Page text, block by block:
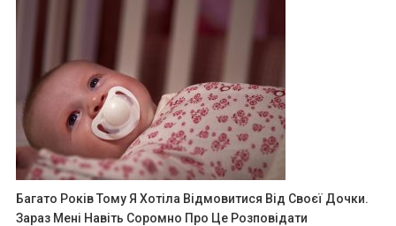
Багато Років Тому Я Хотіла Відмовитися Від Своєї Дочки.
Зараз Мені Навіть Соромно Про Це Розповідати